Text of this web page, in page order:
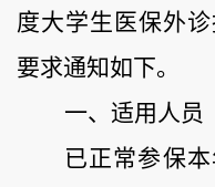
度大学生医保外
要求通知如下。
一、适用人员
已正常参保